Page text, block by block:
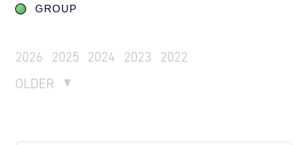
GROUP
2026 2025 2024 2023
2022
OLDER